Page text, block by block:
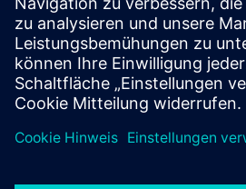
Press | Company | Siemens
© Siemens 1996 – 2026
Corporate Information
Privacy Notice
Cookie Notice